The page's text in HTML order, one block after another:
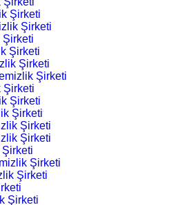
Şirketi
Şirketi
Şirketi
Şirketi
Şirketi
Şirketi
Şirketi
Şirketi
Şirketi
Şirketi
Şirketi
Şirketi
Şirketi
Şirketi